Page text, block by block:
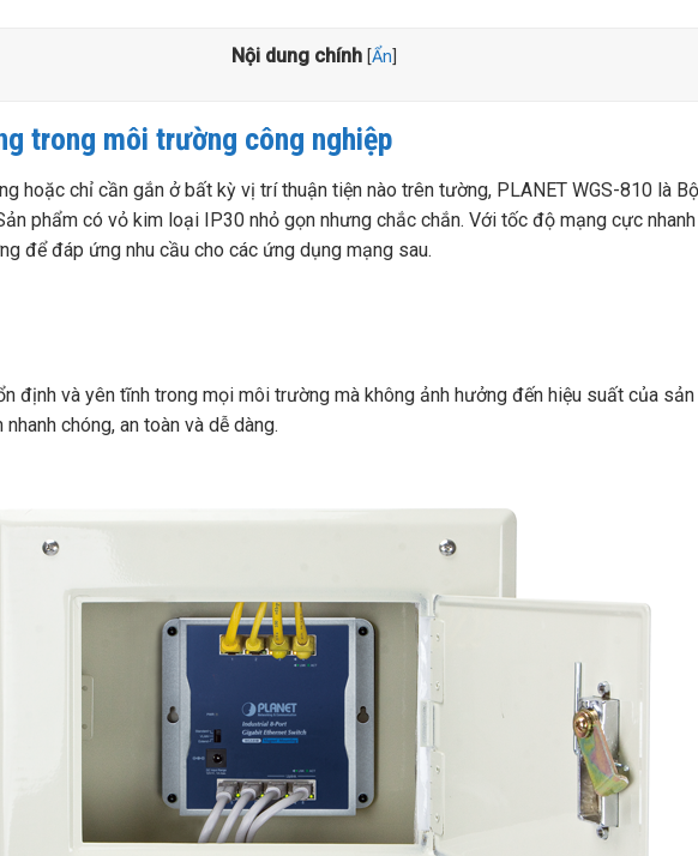
Nội dung chính [Ẩn
trong môi trường công nghiệp
chỉ cần gắn ở bất kỳ vị trí thuận tiện nào trên tường, PLANET WGS-810 là
phẩm có vỏ kim loại IP30 nhỏ gọn nhưng chắc chắn. Với tốc độ mạng cực
để đáp ứng nhu cầu cho các ứng dụng mạng sau.
định và yên tĩnh trong mọi môi trường mà không ảnh hưởng đến hiệu suất của
chóng, an toàn và dễ dàng.